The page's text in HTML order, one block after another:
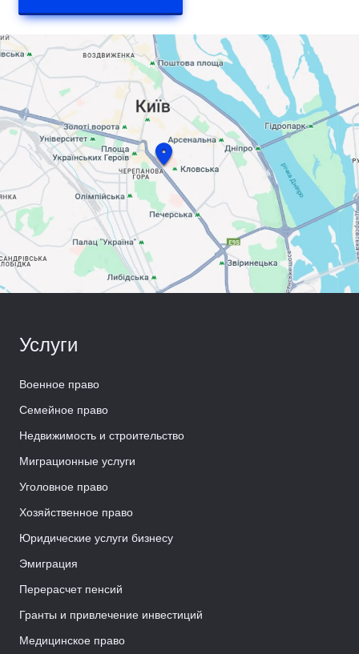
Услуги
Военное право
Семейное право
Недвижимость и строительство
Миграционные услуги
Уголовное право
Хозяйственное право
Юридические услуги бизнесу
Эмиграция
Перерасчет пенсий
Гранты и привлечение инвестиций
Медицинское право